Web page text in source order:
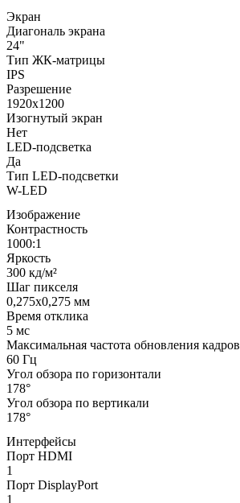
Экран
Диагональ экрана
24"
Тип ЖК-матрицы
IPS
Разрешение
1920x1200
Изогнутый экран
Нет
LED-подсветка
Да
Тип LED-подсветки
W-LED
Изображение
Контрастность
1000:1
Яркость
300 кд/м²
Шаг пикселя
0,275x0,275 мм
Время отклика
5 мс
Максимальная частота обновления кадров
60 Гц
Угол обзора по горизонтали
178°
Угол обзора по вертикали
178°
Интерфейсы
Порт HDMI
1
Порт DisplayPort
1